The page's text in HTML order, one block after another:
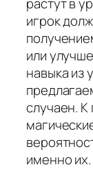
растут в
игрок
или
навыка из
случаен.
именно